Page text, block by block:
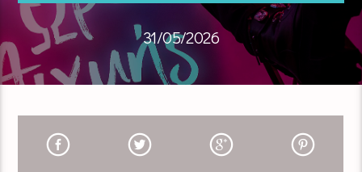
31/05/2026